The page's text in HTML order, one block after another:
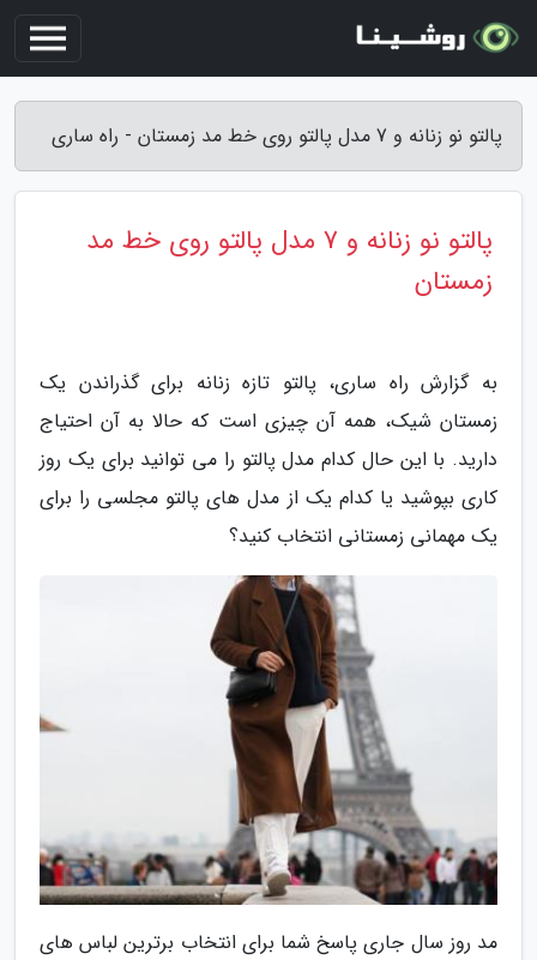
پالتو نو زنانه و 7 مدل پالتو روی خط مد زمستان - راه ساری
پالتو نو زنانه و 7 مدل پالتو روی خط مد
زمستان
به گزارش راه ساری، پالتو تازه زنانه برای گذراندن یک
زمستان شیک، همه آن چیزی است که حالا به آن احتیاج
دارید. با این حال کدام مدل پالتو را می توانید برای یک روز
کاری بپوشید یا کدام یک از مدل های پالتو مجلسی را برای
یک مهمانی زمستانی انتخاب کنید؟
مد روز سال جاری پاسخ شما برای انتخاب برترین لباس های